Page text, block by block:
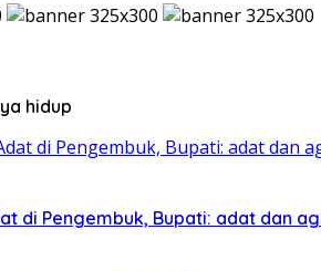
hidup
di Pengembuk, Bupati: adat dan